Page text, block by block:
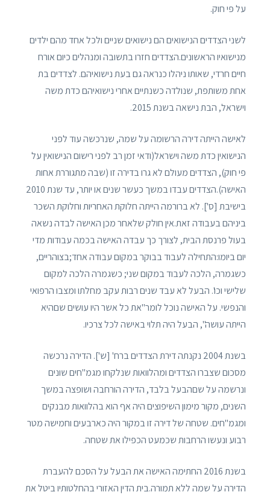
על פי חוק.
לשני הצדדים הנישואים הם נישואים שניים ולכל אחד מהם ילדים
מנישואיו הראשונים.הצדדים חזרו בתשובה ומנהלים כיום אורח
חיים חרדי, שאותו ניהלו כנראה גם בעת נישואיהם. לצדדים בת
אחת משותפת, שנולדה כשנתיים אחרי נישואיהם כדת משה
וישראל, הבת נישאה בשנת 2015.
לאישה הייתה דירה הרשומה על שמה, שנרכשה עוד לפני
הנישואין כדת משה וישראל(ודאי זמן רב לפני רישום הנישואין על
פי חוק), הצדדים מעולם לא גרו בדירה זו (שבה מתגוררת אחות
האישה).הצדדים עבדו במשך כעשר שנים או יותר, עד שנת 2010
בישיבת [ס']. לא ברורמה הייתה חלוקת האחריות וחלוקת השכר
ביניהם בעבודה זאת.אין חולק שלאחר מכן האישה לבדה נשאה
בעול פרנסת הבית, לצורך כך עבדה האישה בכמה עבודות מדי
יום ביומו:התחילה לעבוד בבוקר במקום עבודה אחד;בצוהריים,
כשגמרה, הלכה לעבוד במקום שני; כשגמרה הלכה למקום
שלישי וכו'. הבעל לא עבד שנים רבות עקב מחלתו ומצבו הרפואי
והנפשי. על האישה נוכל לומר"את כל אשר היו עושים שםהיא
הייתה עושה", הבעל היה תלוי באישה לכל צרכיו.
בשנת 2004 נקנתה דירת הצדדים ברח' [ש']. הדירה נרכשה
מסכום שצברו הצדדים ומהלוואות שנלקחו מגמ"חים שונים
ונרשמה על שםהבעל בלבד, הדירה הורחבה ושופצה במשך
השנים, מקור מימון השיפוצים היה אף הוא בהלוואות מבנקים
ומגמ"חים. שטחה של דירה זו במקור היה כארבעים וחמישה מטר
רבוע ונעשו הרחבות שכמעט הכפילו את שטחה.
בשנת 2016 החתימה האישה את הבעל על הסכם להעברת
הדירה על שמה ללא תמורה.בית הדין האזורי בהחלטותיו ביטל את